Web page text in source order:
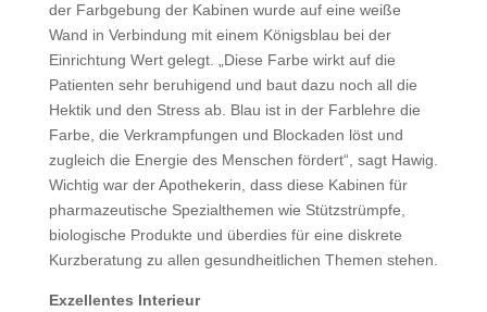
der Farbgebung der Kabinen wurde auf eine weiße
Wand in Verbindung mit einem Königsblau bei der
Einrichtung Wert gelegt. „Diese Farbe wirkt auf die
Patienten sehr beruhigend und baut dazu noch all die
Hektik und den Stress ab. Blau ist in der Farblehre die
Farbe, die Verkrampfungen und Blockaden löst und
zugleich die Energie des Menschen fördert“, sagt Hawig.
Wichtig war der Apothekerin, dass diese Kabinen für
pharmazeutische Spezialthemen wie Stützstrümpfe,
biologische Produkte und überdies für eine diskrete
Kurzberatung zu allen gesundheitlichen Themen stehen.
Exzellentes Interieur